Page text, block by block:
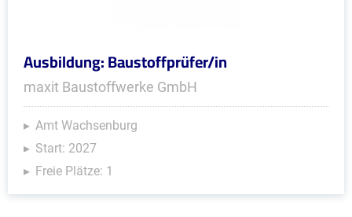
Ausbildung: Baustoffprüfer/in
maxit Baustoffwerke GmbH
Amt Wachsenburg
Start: 2027
Freie Plätze: 1